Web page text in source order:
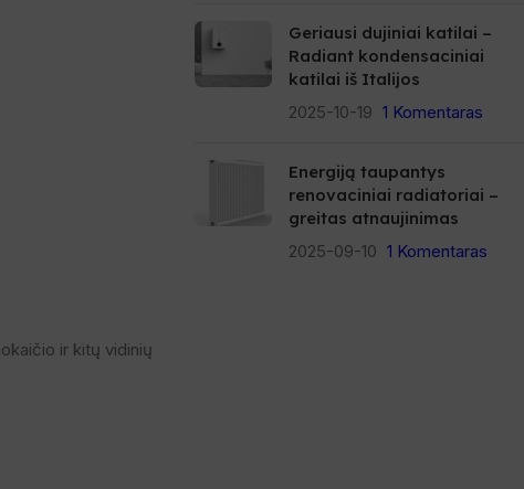
ir kitų vidinių
Geriausi dujiniai katilai –
Radiant kondensaciniai
katilai iš Italijos
2025-10-19 1 Komentaras
Energiją taupantys
renovaciniai radiatoriai –
greitas atnaujinimas
2025-09-10 1 Komentaras